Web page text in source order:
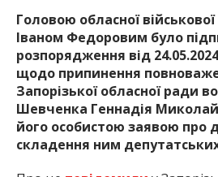
Інформація
розслідування
дуже
відбираємо
найважливішу
міста
Головою обласної військової
Іваном Федоровим було
розпорядження від
щодо припинення
Запорізької обласної ради
Шевченка Геннадія
його особистою заявою про
складення ним